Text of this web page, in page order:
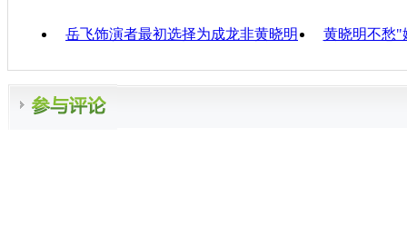
岳飞饰演者最初选择为成龙非黄晓明 黄晓明不愁"